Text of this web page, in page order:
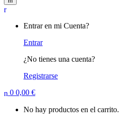
My
Entrar en mi Cuenta?
Entrar
¿No tienes una cuenta?
Registrarse
0 0,00 €
No hay productos en el carrito.